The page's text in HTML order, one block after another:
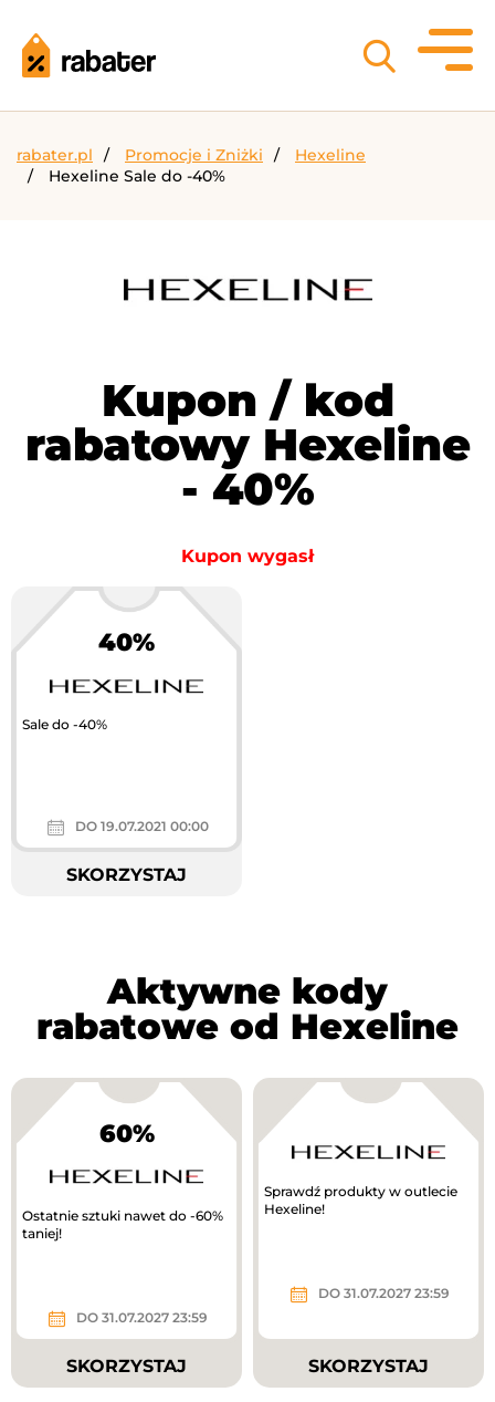
rabater.pl Promocje i Zniżki
Hexeline
Hexeline Sale do -40%
Kupon / kod
rabatowy Hexeline
- 40%
Kupon wygasł
40%
Sale do -40%
DO 19.07.2021 00:00
SKORZYSTAJ
Aktywne kody
rabatowe od Hexeline
60%
Ostatnie sztuki nawet do -60%
taniej!
DO 31.07.2027 23:59
SKORZYSTAJ
Sprawdź produkty w outlecie
Hexeline!
DO 31.07.2027 23:59
SKORZYSTAJ